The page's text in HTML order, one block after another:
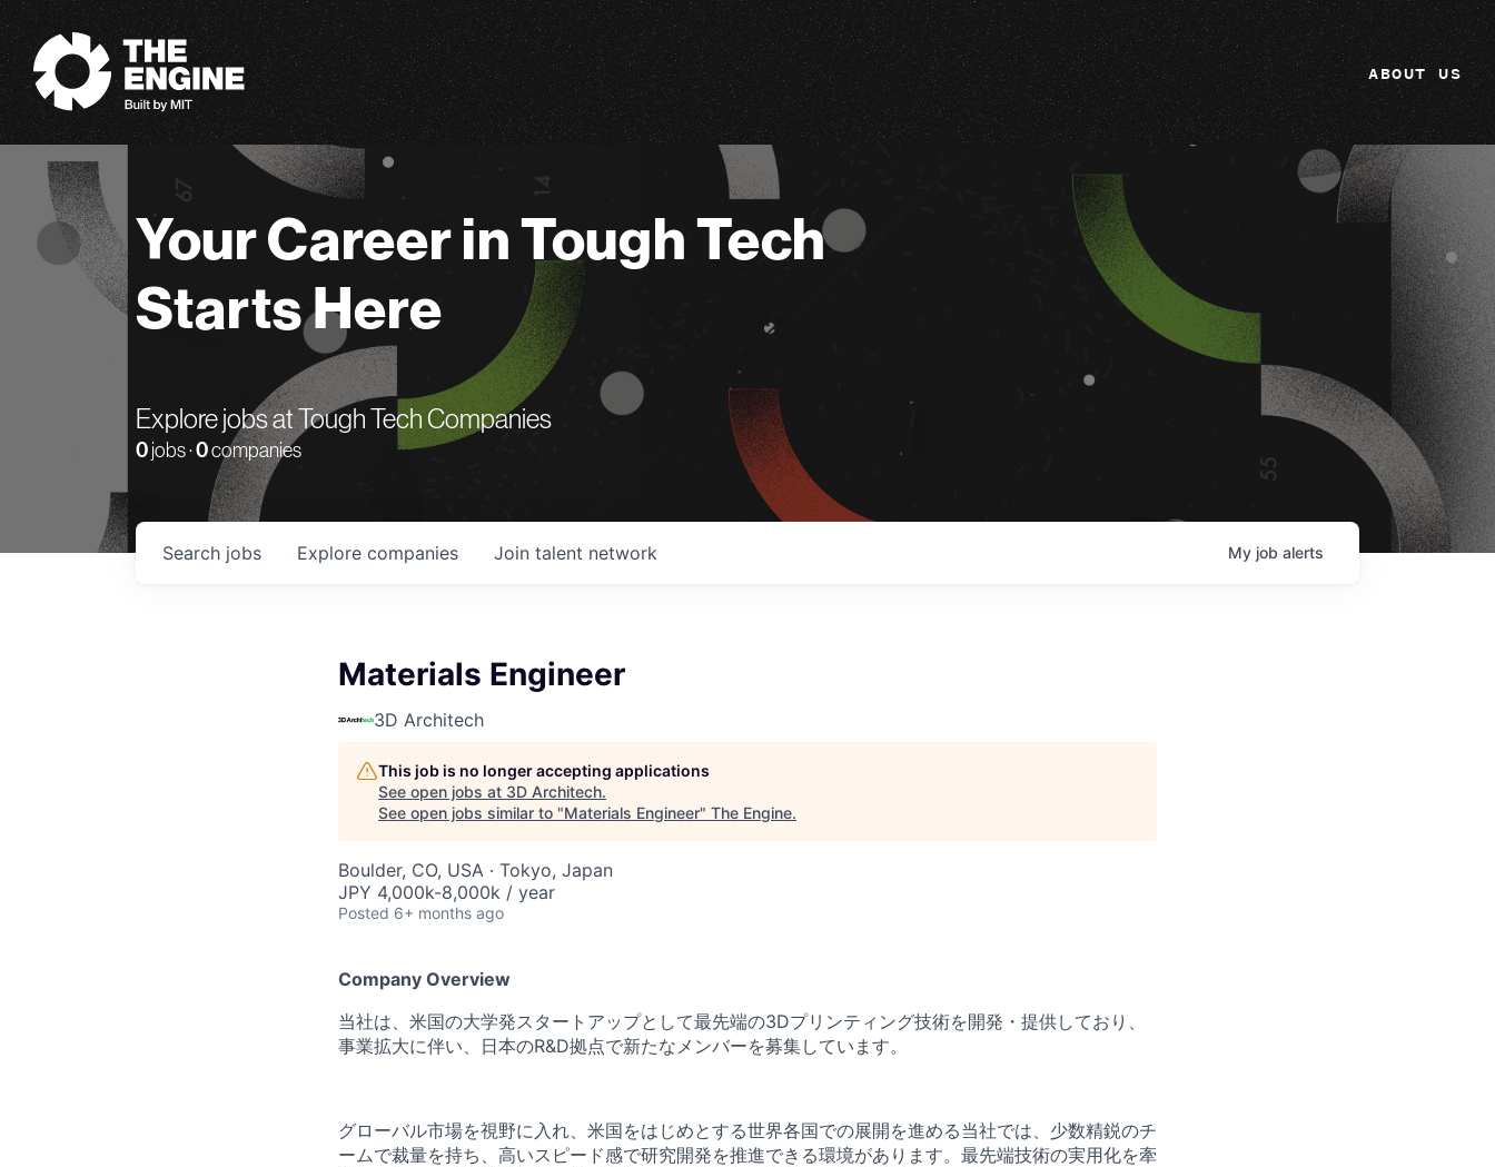
The Engine
ABOUT US
Your Career in Tough Tech
Starts Here
Explore jobs at Tough Tech Companies
0 jobs ·0companies
Search jobs Explore companies Join talent network My job alerts
Materials Engineer
3D Architech
This job is no longer accepting applications
See open jobs at 3D Architech.
See open jobs similar to "Materials Engineer" The Engine.
Boulder, CO, USA · Tokyo, Japan
JPY 4,000k-8,000k / year
Posted 6+ months ago
Company Overview
当社は、米国の大学発スタートアップとして最先端の3Dプリンティング技術を開発・提供しており、
事業拡大に伴い、日本のR&D拠点で新たなメンバーを募集しています。
グローバル市場を視野に入れ、米国をはじめとする世界各国での展開を進める当社では、少数精鋭のチ
ームで裁量を持ち、高いスピード感で研究開発を推進できる環境があります。最先端技術の実用化を牽